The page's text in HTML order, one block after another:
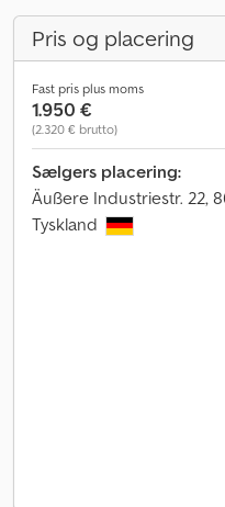
Pris og placering
Fast pris plus moms
1.950 €
(2.320 € brutto)
Sælgers placering:
Äußere Industriestr. 22,
Tyskland